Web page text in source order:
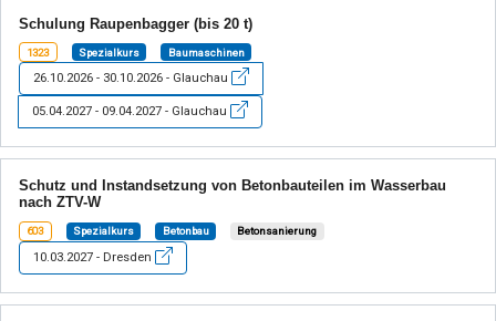
Schulung Raupenbagger (bis 20 t)
1323 Spezialkurs Baumaschinen
26.10.2026 - 30.10.2026 - Glauchau
05.04.2027 - 09.04.2027 - Glauchau
Schutz und Instandsetzung von Betonbauteilen im Wasserbau
nach ZTV-W
603 Spezialkurs Betonbau Betonsanierung
10.03.2027 - Dresden